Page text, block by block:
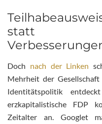
statt
Doch nach der Linken
Mehrheit der
Identitätspolitik
erzkapitalistische FDP
Zeitalter an. Googlet